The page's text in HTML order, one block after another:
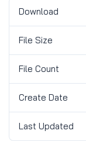
Download
File Size
File Count
Create Date
Last Updated